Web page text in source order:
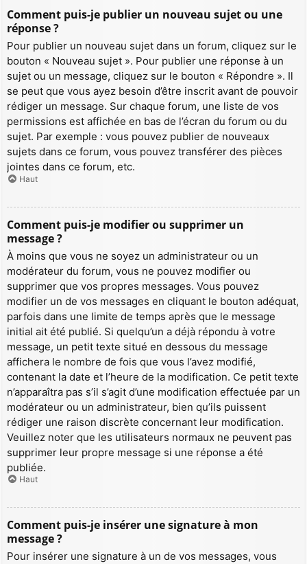
Comment puis-je publier un nouveau sujet ou une
réponse ?
Pour publier un nouveau sujet dans un forum, cliquez sur le
bouton « Nouveau sujet ». Pour publier une réponse à un
sujet ou un message, cliquez sur le bouton « Répondre ». Il
se peut que vous ayez besoin d’être inscrit avant de pouvoir
rédiger un message. Sur chaque forum, une liste de vos
permissions est affichée en bas de l’écran du forum ou du
sujet. Par exemple : vous pouvez publier de nouveaux
sujets dans ce forum, vous pouvez transférer des pièces
jointes dans ce forum, etc.
Haut
Comment puis-je modifier ou supprimer un
message ?
À moins que vous ne soyez un administrateur ou un
modérateur du forum, vous ne pouvez modifier ou
supprimer que vos propres messages. Vous pouvez
modifier un de vos messages en cliquant le bouton adéquat,
parfois dans une limite de temps après que le message
initial ait été publié. Si quelqu’un a déjà répondu à votre
message, un petit texte situé en dessous du message
affichera le nombre de fois que vous l’avez modifié,
contenant la date et l’heure de la modification. Ce petit texte
n’apparaîtra pas s’il s’agit d’une modification effectuée par un
modérateur ou un administrateur, bien qu’ils puissent
rédiger une raison discrète concernant leur modification.
Veuillez noter que les utilisateurs normaux ne peuvent pas
supprimer leur propre message si une réponse a été
publiée.
Haut
Comment puis-je insérer une signature à mon
message ?
Pour insérer une signature à un de vos messages, vous